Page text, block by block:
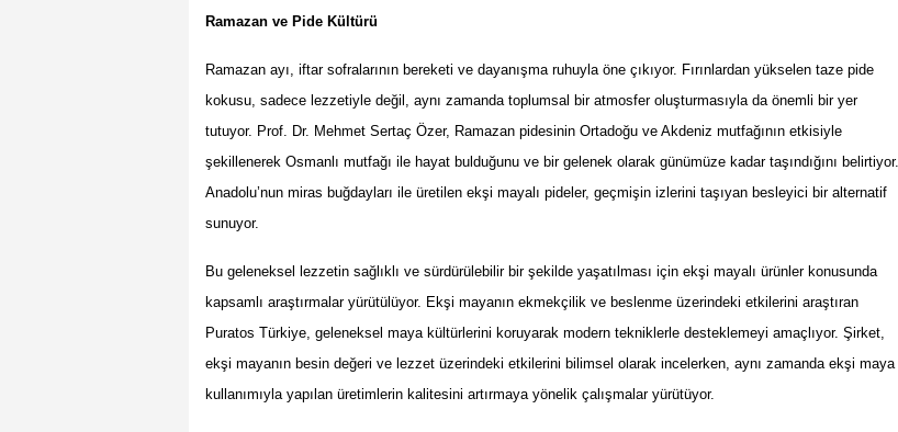
Ramazan ve Pide Kültürü
Ramazan ayı, iftar sofralarının bereketi ve dayanışma ruhuyla öne çıkıyor. Fırınlardan yükselen taze pide
kokusu, sadece lezzetiyle değil, aynı zamanda toplumsal bir atmosfer oluşturmasıyla da önemli bir yer
tutuyor. Prof. Dr. Mehmet Sertaç Özer, Ramazan pidesinin Ortadoğu ve Akdeniz mutfağının etkisiyle
şekillenerek Osmanlı mutfağı ile hayat bulduğunu ve bir gelenek olarak günümüze kadar taşındığını belirtiyor.
Anadolu’nun miras buğdayları ile üretilen ekşi mayalı pideler, geçmişin izlerini taşıyan besleyici bir alternatif
sunuyor.
Bu geleneksel lezzetin sağlıklı ve sürdürülebilir bir şekilde yaşatılması için ekşi mayalı ürünler konusunda
kapsamlı araştırmalar yürütülüyor. Ekşi mayanın ekmekçilik ve beslenme üzerindeki etkilerini araştıran
Puratos Türkiye, geleneksel maya kültürlerini koruyarak modern tekniklerle desteklemeyi amaçlıyor. Şirket,
ekşi mayanın besin değeri ve lezzet üzerindeki etkilerini bilimsel olarak incelerken, aynı zamanda ekşi maya
kullanımıyla yapılan üretimlerin kalitesini artırmaya yönelik çalışmalar yürütüyor.